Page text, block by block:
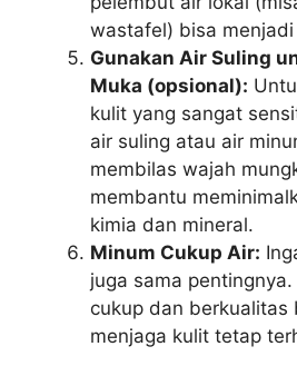
wastafel) bisa menjadi
Gunakan Air Suling
Muka (opsional):
kulit yang sangat
air suling atau air
membilas wajah
membantu
kimia dan mineral.
Minum Cukup Air:
juga sama
cukup dan berkualitas
menjaga kulit tetap